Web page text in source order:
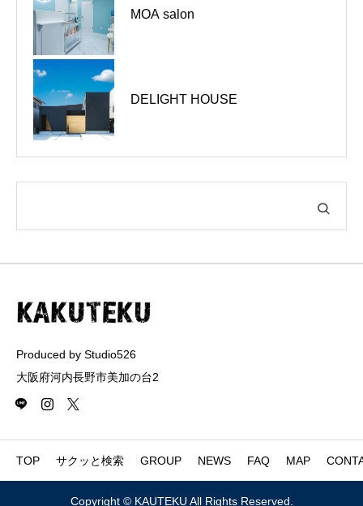
MOA salon
DELIGHT HOUSE
富田林市｜とんかつの山田屋 富田
河内長野市｜とんかつの山田屋 河
Produced by Studio526
大阪府河内長野市美加の台2
TOP サクッと検索 GROUP NEWS FAQ MAP
Copyright © KAUTEKU All Rights Reserved.